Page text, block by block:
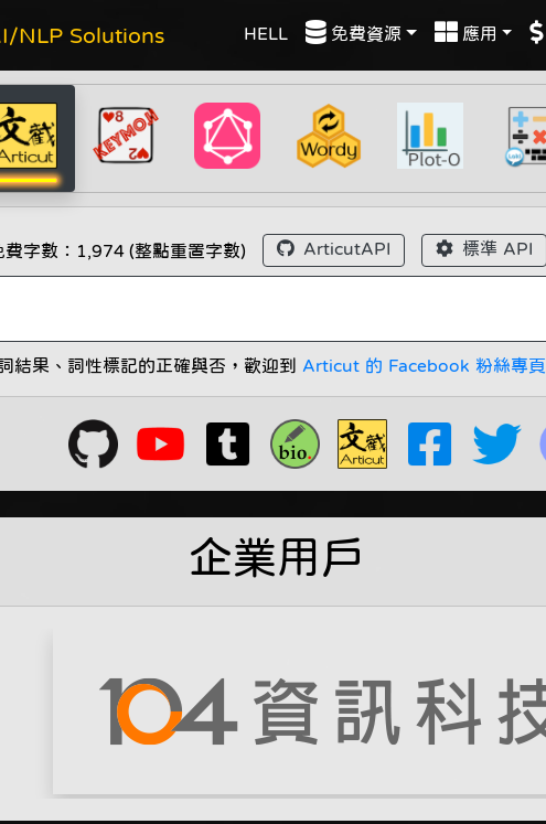
NLP Solutions HELL 免費資源 應用
字數： 1,974(整點重置字數) ArticutAPI 標準 API
結果、詞性標記的正確與否，歡迎到 Articut 的 Facebook 粉絲專頁
企業用戶